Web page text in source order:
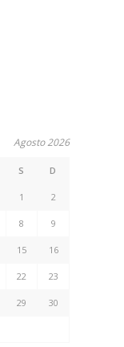
Agosto 2026
S D
1 2
8 9
15 16
22 23
29 30